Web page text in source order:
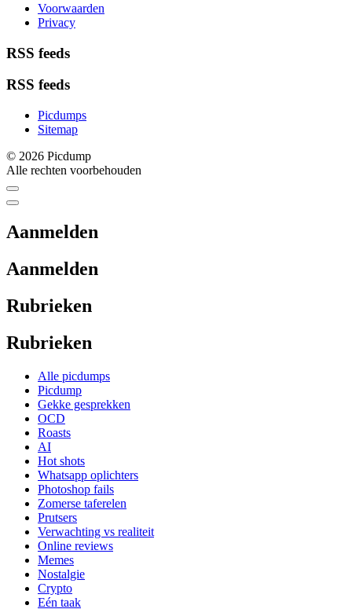
Voorwaarden
Privacy
RSS feeds
RSS feeds
Picdumps
Sitemap
© 2026 Picdump
Alle rechten voorbehouden
Aanmelden
Aanmelden
Rubrieken
Rubrieken
Alle picdumps
Picdump
Gekke gesprekken
OCD
Roasts
AI
Hot shots
Whatsapp oplichters
Photoshop fails
Zomerse taferelen
Prutsers
Verwachting vs realiteit
Online reviews
Memes
Nostalgie
Crypto
Eén taak